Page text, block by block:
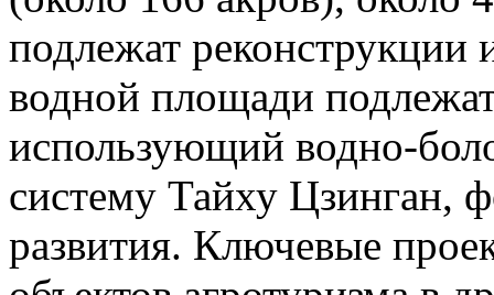
подлежат реконструкции
водной площади
использующий водно-
систему Тайху Цзинган,
развития. Ключевые